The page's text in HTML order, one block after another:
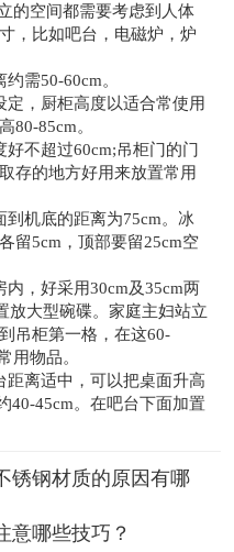
空间都需要考虑到人体
，比如吧台，电磁炉，炉
需50-60cm。
，厨柜高度以适合常使用
80-85cm。
不超过60cm;吊柜门的门
存的地方好用来放置常用
机底的距离为75cm。冰
留5cm，顶部要留25cm空
，好采用30cm及35cm两
放大型碗碟。家庭主妇站立
吊柜第一格，在这60-
用物品。
离适中，可以把桌面升高
40-45cm。在吧台下面加置
锈钢材质的原因有哪
意哪些技巧？